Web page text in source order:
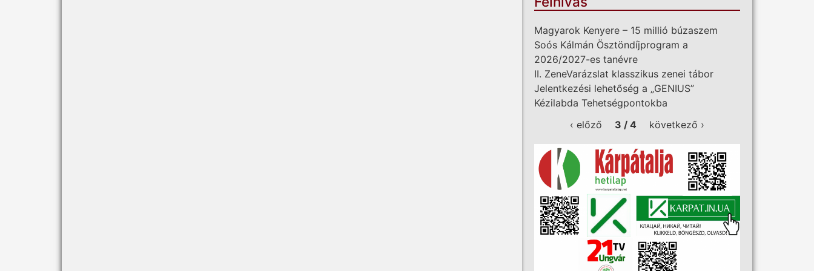
Magyarok Kenyere – 15 millió búzaszem
Soós Kálmán Ösztöndíjprogram a
2026/2027-es tanévre
II. ZeneVarázslat klasszikus zenei tábor
Jelentkezési lehetőség a „GENIUS”
Kézilabda Tehetségpontokba
‹ előző
3 / 4 következő ›